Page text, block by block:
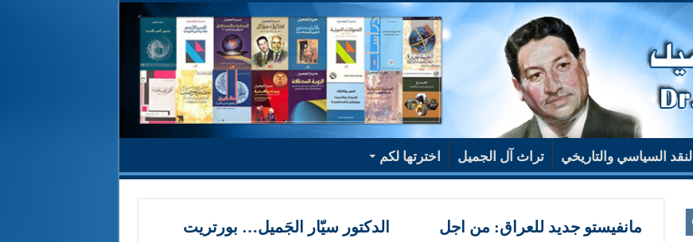
النقد السياسي والتاريخي تراث آل الجميل اخترتها لكم
مانفيستو جديد للعراق: من اجل
الدكتور سيّار الجَميل… بورتريت